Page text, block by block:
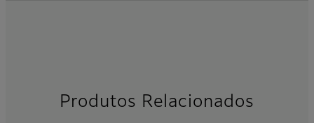
Produtos Relacionados